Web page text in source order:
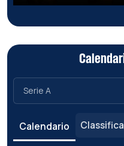
Calendario Classifica